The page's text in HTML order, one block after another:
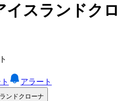
イスランドクロ
アラート
ンドクローナ